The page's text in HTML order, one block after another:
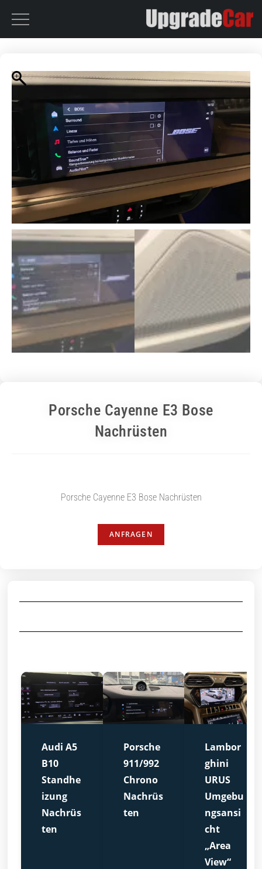
Porsche Cayenne E3 Bose
Nachrüsten
Porsche Cayenne E3 Bose Nachrüsten
ANFRAGEN
Audi A5
B10
Standhe
izung
Nachrüs
ten
Porsche
911/992
Chrono
Nachrüs
ten
Lambor
ghini
URUS
Umgebu
ngsansi
cht
„Area
View“